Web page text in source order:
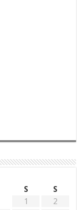
S
S
1
2